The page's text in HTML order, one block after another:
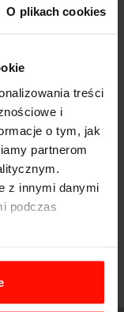
O plikach cookies
treści
i
o tym, jak
partnerom
z innymi danymi
podczas
sportowych
i nie żałuję.